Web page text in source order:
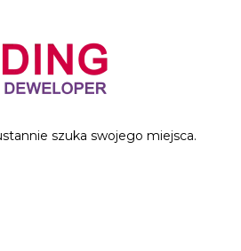
szuka swojego miejsca.